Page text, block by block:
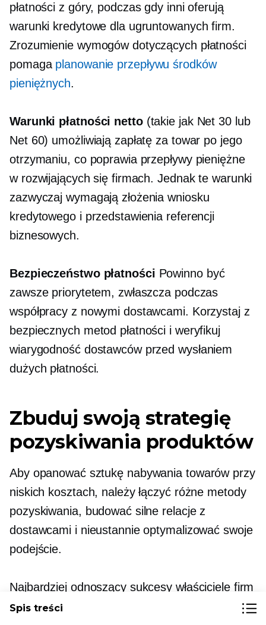
płatności z góry, podczas gdy inni oferują
warunki kredytowe dla ugruntowanych firm.
Zrozumienie wymogów dotyczących płatności
pomaga planowanie przepływu środków
pieniężnych.
Warunki płatności netto(takie jak Net 30 lub
Net 60) umożliwiają zapłatę za towar po jego
otrzymaniu, co poprawia przepływy pieniężne
w rozwijających się firmach. Jednak te warunki
zazwyczaj wymagają złożenia wniosku
kredytowego i przedstawienia referencji
biznesowych.
Bezpieczeństwo płatności Powinno być
zawsze priorytetem, zwłaszcza podczas
współpracy z nowymi dostawcami. Korzystaj z
bezpiecznych metod płatności i weryfikuj
wiarygodność dostawców przed wysłaniem
dużych płatności.
Zbuduj swoją strategię
pozyskiwania produktów
Aby opanować sztukę nabywania towarów przy
niskich kosztach, należy łączyć różne metody
pozyskiwania, budować silne relacje z
dostawcami i nieustannie optymalizować swoje
podejście.
Najbardziej odnoszący sukcesy właściciele firm
nie polegają na jednym źródle
Spis treści